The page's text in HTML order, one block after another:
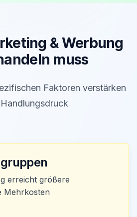
& Werbung
muss
Faktoren verstärken
erreicht größere
Mehrkosten